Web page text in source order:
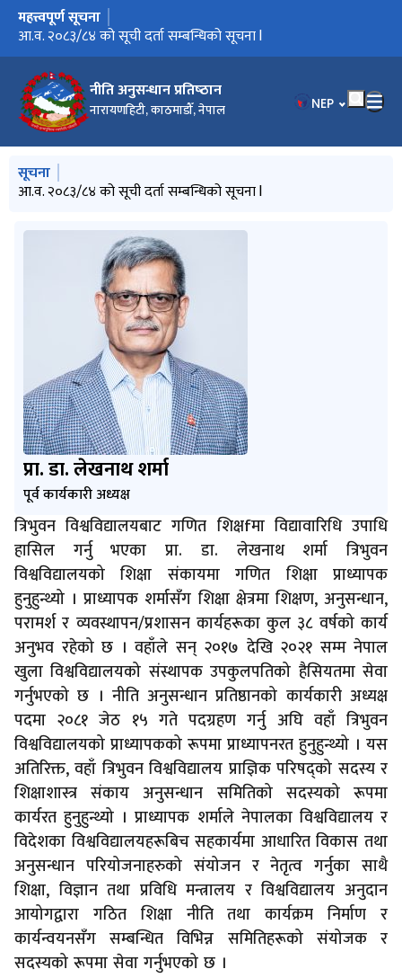
नीति अनुसन्धान प्रतिष्‍ठान
नारायणहिटी, काठमाडौँ, नेपाल भाषा चयन गर्नुहोस्
NEP
मुख्य नेभिगेसनमा जानुहोस्
महत्त्वपूर्ण सूचना
आ.व. २०८३/८४ को सूची दर्ता सम्बन्धिको सूचना l
मुख्य नेभिगेसनमा जानुहोस्
सूचना
आ.व. २०८३/८४ को सूची दर्ता सम्बन्धिको सूचना l
प्रा. डा. लेखनाथ शर्मा
पूर्व कार्यकारी अध्यक्ष
त्रिभुवन विश्वविद्यालयबाट गणित शिक्षfमा विद्यावारिधि उपाधि
हासिल गर्नु भएका प्रा. डा. लेखनाथ शर्मा त्रिभुवन
विश्वविद्यालयको शिक्षा संकायमा गणित शिक्षा प्राध्यापक
हुनुहुन्थ्यो । प्राध्यापक शर्मासँग शिक्षा क्षेत्रमा शिक्षण, अनुसन्धान,
परामर्श र व्यवस्थापन/प्रशासन कार्यहरूका कुल ३८ वर्षको कार्य
अनुभव रहेको छ । वहाँले सन् २०१७ देखि २०२१ सम्म नेपाल
खुला विश्वविद्यालयको संस्थापक उपकुलपतिको हैसियतमा सेवा
गर्नुभएको छ । नीति अनुसन्धान प्रतिष्ठानको कार्यकारी अध्यक्ष
पदमा २०८१ जेठ १५ गते पदग्रहण गर्नु अघि वहाँ त्रिभुवन
विश्वविद्यालयको प्राध्यापकको रूपमा प्राध्यापनरत हुनुहुन्थ्यो । यस
अतिरिक्त, वहाँ त्रिभुवन विश्वविद्यालय प्राज्ञिक परिषद्को सदस्य र
शिक्षाशास्त्र संकाय अनुसन्धान समितिको सदस्यको रूपमा
कार्यरत हुनुहुन्थ्यो । प्राध्यापक शर्माले नेपालका विश्वविद्यालय र
विदेशका विश्वविद्यालयहरूबिच सहकार्यमा आधारित विकास तथा
अनुसन्धान परियोजनाहरुको संयोजन र नेतृत्व गर्नुका साथै
शिक्षा, विज्ञान तथा प्रविधि मन्त्रालय र विश्वविद्यालय अनुदान
आयोगद्वारा गठित शिक्षा नीति तथा कार्यक्रम निर्माण र
कार्यन्वयनसँग सम्बन्धित विभिन्न समितिहरूको संयोजक र
सदस्यको रूपमा सेवा गर्नुभएको छ ।